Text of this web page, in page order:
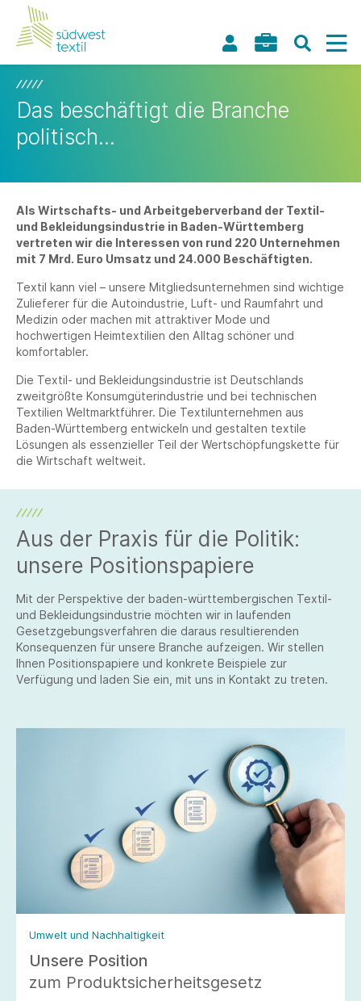
Das beschäftigt die Branche
politisch...
Als Wirtschafts- und Arbeitgeberverband der Textil-
und Bekleidungsindustrie in Baden-Württemberg
vertreten wir die Interessen von rund 220 Unternehmen
mit 7 Mrd. Euro Umsatz und 24.000 Beschäftigten.
Textil kann viel – unsere Mitgliedsunternehmen sind wichtige
Zulieferer für die Autoindustrie, Luft- und Raumfahrt und
Medizin oder machen mit attraktiver Mode und
hochwertigen Heimtextilien den Alltag schöner und
komfortabler.
Die Textil- und Bekleidungsindustrie ist Deutschlands
zweitgrößte Konsumgüterindustrie und bei technischen
Textilien Weltmarktführer. Die Textilunternehmen aus
Baden-Württemberg entwickeln und gestalten textile
Lösungen als essenzieller Teil der Wertschöpfungskette für
die Wirtschaft weltweit.
Aus der Praxis für die Politik:
unsere Positionspapiere
Mit der Perspektive der baden-württembergischen Textil-
und Bekleidungsindustrie möchten wir in laufenden
Gesetzgebungsverfahren die daraus resultierenden
Konsequenzen für unsere Branche aufzeigen. Wir stellen
Ihnen Positionspapiere und konkrete Beispiele zur
Verfügung und laden Sie ein, mit uns in Kontakt zu treten.
Umwelt und Nachhaltigkeit
Unsere Position
zum Produktsicherheitsgesetz